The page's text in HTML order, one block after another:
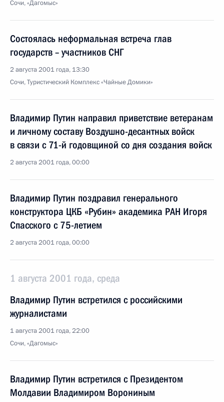
Сочи, «Дагомыс»
Состоялась неформальная встреча глав
государств – участников СНГ
2 августа 2001 года, 13:30
Сочи, Туристический Комплекс «Чайные Домики»
Владимир Путин направил приветствие ветеранам
и личному составу Воздушно-десантных войск
в связи с 71-й годовщиной со дня создания войск
2 августа 2001 года, 00:00
Владимир Путин поздравил генерального
конструктора ЦКБ «Рубин» академика РАН Игоря
Спасского с 75-летием
2 августа 2001 года, 00:00
1 августа 2001 года, среда
Владимир Путин встретился с российскими
журналистами
1 августа 2001 года, 22:00
Сочи, «Дагомыс»
Владимир Путин встретился с Президентом
Молдавии Владимиром Ворониным